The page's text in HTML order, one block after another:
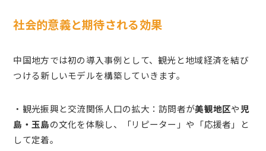
社会的意義と期待される効果
中国地方では初の導入事例として、観光と地域経済を結び
つける新しいモデルを構築していきます。
・観光振興と交流関係人口の拡大：訪問者が美観地区や児
島・玉島の文化を体験し、「リピーター」や「応援者」と
して定着。